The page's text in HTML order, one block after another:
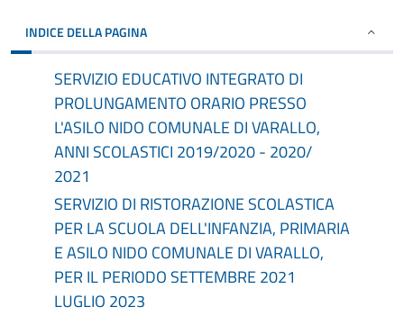
INDICE DELLA PAGINA
SERVIZIO EDUCATIVO INTEGRATO DI
PROLUNGAMENTO ORARIO PRESSO
L'ASILO NIDO COMUNALE DI VARALLO,
ANNI SCOLASTICI 2019/2020 - 2020/
2021
SERVIZIO DI RISTORAZIONE SCOLASTICA
PER LA SCUOLA DELL'INFANZIA, PRIMARIA
E ASILO NIDO COMUNALE DI VARALLO,
PER IL PERIODO SETTEMBRE 2021
LUGLIO 2023